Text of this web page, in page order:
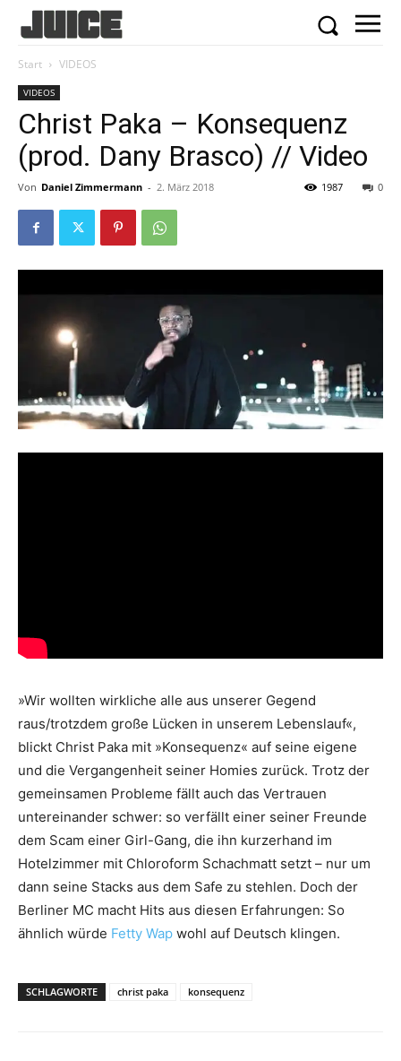
Start VIDEOS
VIDEOS
Christ Paka – Konsequenz
(prod. Dany Brasco) // Video
Von Daniel Zimmermann - 2. März 2018 0
1987
»Wir wollten wirkliche alle aus unserer Gegend
raus/trotzdem große Lücken in unserem Lebenslauf«,
blickt Christ Paka mit »Konsequenz« auf seine eigene
und die Vergangenheit seiner Homies zurück. Trotz der
gemeinsamen Probleme fällt auch das Vertrauen
untereinander schwer: so verfällt einer seiner Freunde
dem Scam einer Girl-Gang, die ihn kurzerhand im
Hotelzimmer mit Chloroform Schachmatt setzt – nur um
dann seine Stacks aus dem Safe zu stehlen. Doch der
Berliner MC macht Hits aus diesen Erfahrungen: So
ähnlich würde Fetty Wap wohl auf Deutsch klingen.
SCHLAGWORTE christ paka konsequenz